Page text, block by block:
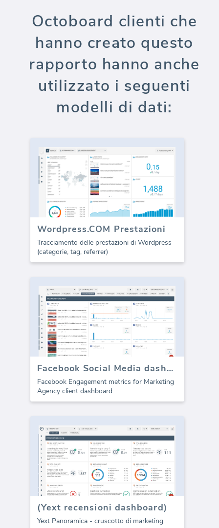
Octoboard clienti che
hanno creato questo
rapporto hanno anche
utilizzato i seguenti
modelli di dati:
Wordpress.COM Prestazioni
Tracciamento delle prestazioni di Wordpress
(categorie, tag, referrer)
Facebook Social Media dashboard template - Coinvolgimento
Facebook Engagement metrics for Marketing
Agency client dashboard
(Yext recensioni dashboard)
Yext Panoramica - cruscotto di marketing